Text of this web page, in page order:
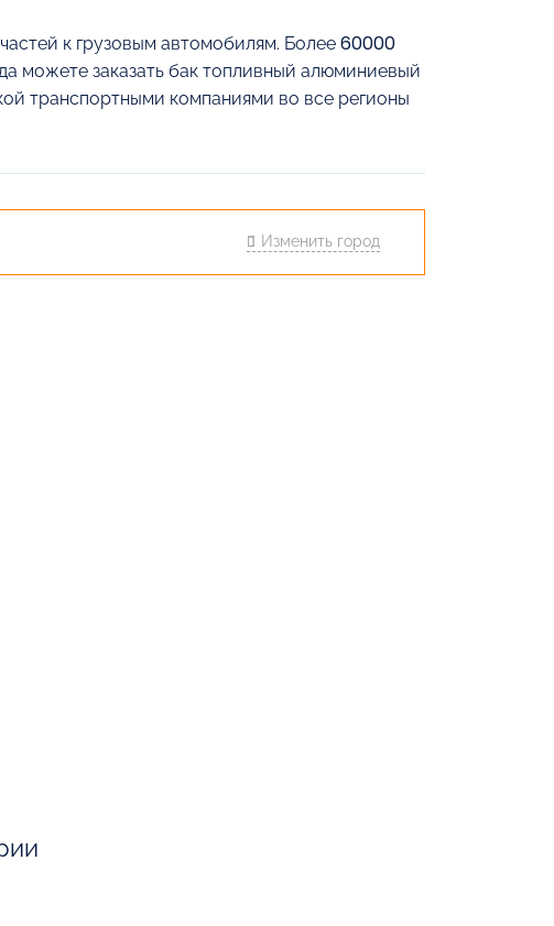
к грузовым автомобилям. Более 60000
можете заказать бак топливный алюминиевый
транспортными компаниями во все регионы
Изменить город